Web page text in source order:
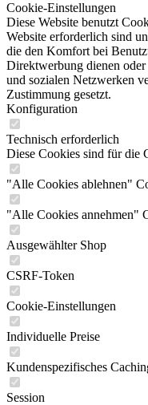
Cookie-Einstellungen
Diese Website benutzt
Website erforderlich sind
die den Komfort bei
Direktwerbung dienen
und sozialen Netzwerken
Zustimmung gesetzt.
Konfiguration
Technisch erforderlich
Diese Cookies sind für die
"Alle Cookies ablehnen"
"Alle Cookies annehmen"
Ausgewählter Shop
CSRF-Token
Cookie-Einstellungen
Individuelle Preise
Kundenspezifisches
Session